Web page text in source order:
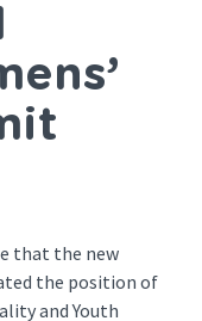
that the new
the position of
and Youth